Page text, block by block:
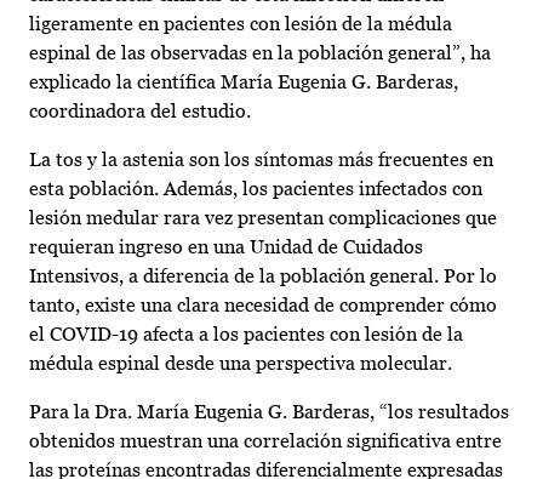
ligeramente en pacientes con lesión de la médula
espinal de las observadas en la población general”, ha
explicado la científica María Eugenia G. Barderas,
coordinadora del estudio.
La tos y la astenia son los síntomas más frecuentes en
esta población. Además, los pacientes infectados con
lesión medular rara vez presentan complicaciones que
requieran ingreso en una Unidad de Cuidados
Intensivos, a diferencia de la población general. Por lo
tanto, existe una clara necesidad de comprender cómo
el COVID-19 afecta a los pacientes con lesión de la
médula espinal desde una perspectiva molecular.
Para la Dra. María Eugenia G. Barderas, “los resultados
obtenidos muestran una correlación significativa entre
las proteínas encontradas diferencialmente expresadas